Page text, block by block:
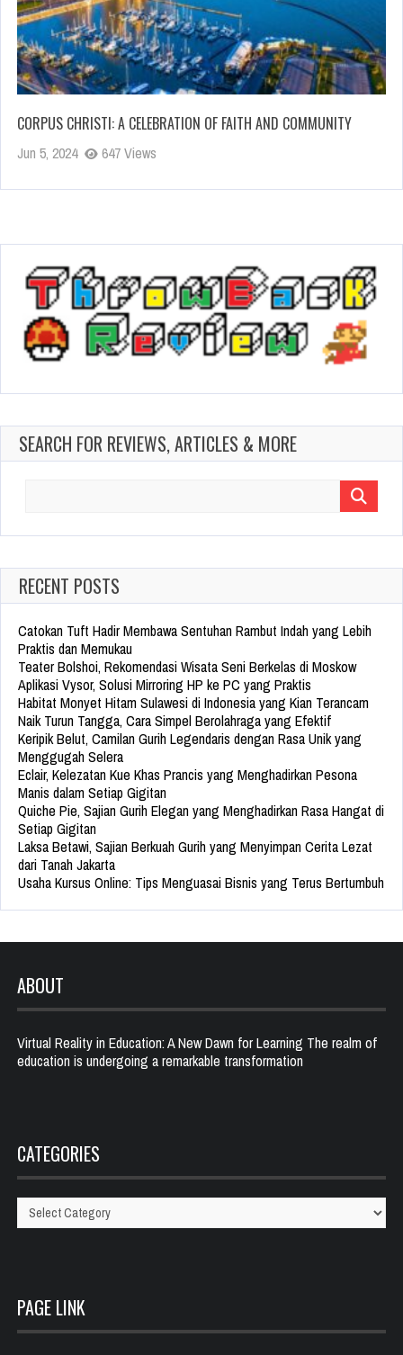
CORPUS CHRISTI: A CELEBRATION OF FAITH AND COMMUNITY
Jun 5, 2024 647 Views
SEARCH FOR REVIEWS, ARTICLES & MORE
RECENT POSTS
Catokan Tuft Hadir Membawa Sentuhan Rambut Indah yang Lebih
Praktis dan Memukau
Teater Bolshoi, Rekomendasi Wisata Seni Berkelas di Moskow
Aplikasi Vysor, Solusi Mirroring HP ke PC yang Praktis
Habitat Monyet Hitam Sulawesi di Indonesia yang Kian Terancam
Naik Turun Tangga, Cara Simpel Berolahraga yang Efektif
Keripik Belut, Camilan Gurih Legendaris dengan Rasa Unik yang
Menggugah Selera
Eclair, Kelezatan Kue Khas Prancis yang Menghadirkan Pesona
Manis dalam Setiap Gigitan
Quiche Pie, Sajian Gurih Elegan yang Menghadirkan Rasa Hangat di
Setiap Gigitan
Laksa Betawi, Sajian Berkuah Gurih yang Menyimpan Cerita Lezat
dari Tanah Jakarta
Usaha Kursus Online: Tips Menguasai Bisnis yang Terus Bertumbuh
ABOUT
Virtual Reality in Education: A New Dawn for Learning The realm of
education is undergoing a remarkable transformation
CATEGORIES
Categories
PAGE LINK